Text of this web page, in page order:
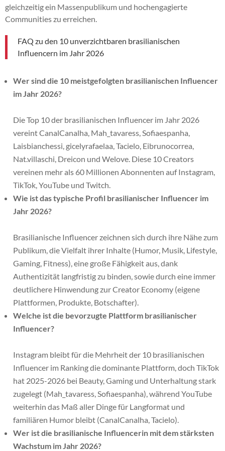
gleichzeitig ein Massenpublikum und hochengagierte
Communities zu erreichen.
FAQ zu den 10 unverzichtbaren brasilianischen
Influencern im Jahr 2026
Wer sind die 10 meistgefolgten brasilianischen Influencer
im Jahr 2026?
Die Top 10 der brasilianischen Influencer im Jahr 2026
vereint CanalCanalha, Mah_tavaress, Sofiaespanha,
Laisbianchessi, gicelyrafaelaa, Tacielo, Eibrunocorrea,
Nat.villaschi, Dreicon und Welove. Diese 10 Creators
vereinen mehr als 60 Millionen Abonnenten auf Instagram,
TikTok, YouTube und Twitch.
Wie ist das typische Profil brasilianischer Influencer im
Jahr 2026?
Brasilianische Influencer zeichnen sich durch ihre Nähe zum
Publikum, die Vielfalt ihrer Inhalte (Humor, Musik, Lifestyle,
Gaming, Fitness), eine große Fähigkeit aus, dank
Authentizität langfristig zu binden, sowie durch eine immer
deutlichere Hinwendung zur Creator Economy (eigene
Plattformen, Produkte, Botschafter).
Welche ist die bevorzugte Plattform brasilianischer
Influencer?
Instagram bleibt für die Mehrheit der 10 brasilianischen
Influencer im Ranking die dominante Plattform, doch TikTok
hat 2025-2026 bei Beauty, Gaming und Unterhaltung stark
zugelegt (Mah_tavaress, Sofiaespanha), während YouTube
weiterhin das Maß aller Dinge für Langformat und
familiären Humor bleibt (CanalCanalha, Tacielo).
Wer ist die brasilianische Influencerin mit dem stärksten
Wachstum im Jahr 2026?